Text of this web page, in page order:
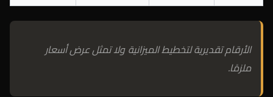
الأرقام تقديرية لتخطيط الميزانية ولا تمثل عرض أسعار
ملزمًا.